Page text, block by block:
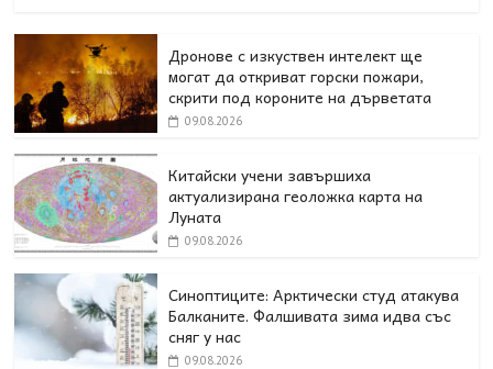
Дронове с изкуствен интелект ще
могат да откриват горски пожари,
скрити под короните на дърветата
09.08.2026
Китайски учени завършиха
актуализирана геоложка карта на
Луната
09.08.2026
Синоптиците: Арктически студ атакува
Балканите. Фалшивата зима идва със
сняг у нас
09.08.2026